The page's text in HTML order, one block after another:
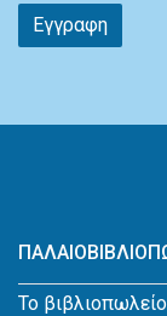
Εγγραφη
Το